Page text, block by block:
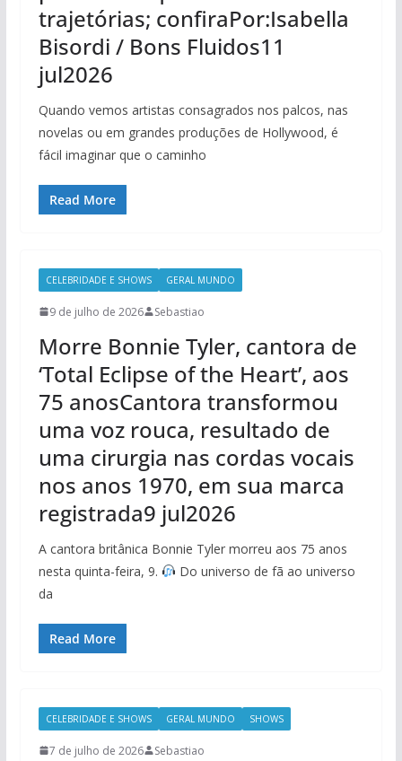
trajetórias; confiraPor:Isabella
Bisordi / Bons Fluidos11
jul2026
Quando vemos artistas consagrados nos palcos, nas
novelas ou em grandes produções de Hollywood, é
fácil imaginar que o caminho
Read More
CELEBRIDADE E SHOWS GERAL MUNDO
9 de julho de 2026 Sebastiao
Morre Bonnie Tyler, cantora de
‘Total Eclipse of the Heart’, aos
75 anosCantora transformou
uma voz rouca, resultado de
uma cirurgia nas cordas vocais
nos anos 1970, em sua marca
registrada9 jul2026
A cantora britânica Bonnie Tyler morreu aos 75 anos
nesta quinta-feira, 9.
Do universo de fã ao universo
da
Read More
CELEBRIDADE E SHOWS GERAL MUNDO SHOWS
7 de julho de 2026 Sebastiao